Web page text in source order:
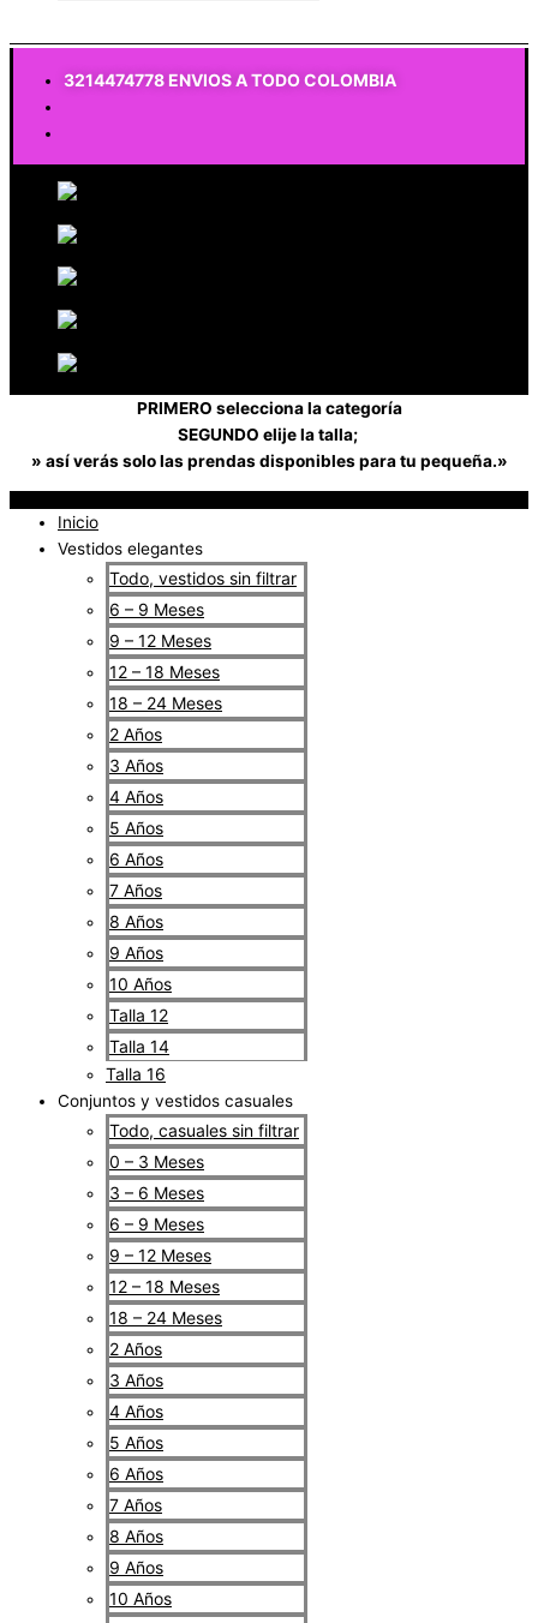
3214474778 ENVIOS A TODO COLOMBIA
PRIMERO selecciona la categoría
SEGUNDO elije la talla;
» así verás solo las prendas disponibles para tu pequeña.»
Inicio
Vestidos elegantes
Todo, vestidos sin filtrar
6 – 9 Meses
9 – 12 Meses
12 – 18 Meses
18 – 24 Meses
2 Años
3 Años
4 Años
5 Años
6 Años
7 Años
8 Años
9 Años
10 Años
Talla 12
Talla 14
Talla 16
Conjuntos y vestidos casuales
Todo, casuales sin filtrar
0 – 3 Meses
3 – 6 Meses
6 – 9 Meses
9 – 12 Meses
12 – 18 Meses
18 – 24 Meses
2 Años
3 Años
4 Años
5 Años
6 Años
7 Años
8 Años
9 Años
10 Años